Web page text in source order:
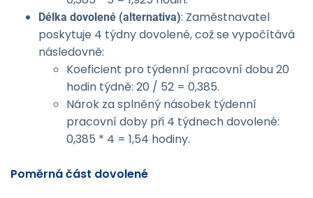
Délka dovolené (alternativa): Zaměstnavatel
poskytuje 4 týdny dovolené, což se vypočítává
následovně:
Koeficient pro týdenní pracovní dobu 20
hodin týdně: 20 / 52 = 0,385.
Nárok za splněný násobek týdenní
pracovní doby při 4 týdnech dovolené:
0,385 * 4 = 1,54 hodiny.
Poměrná část dovolené